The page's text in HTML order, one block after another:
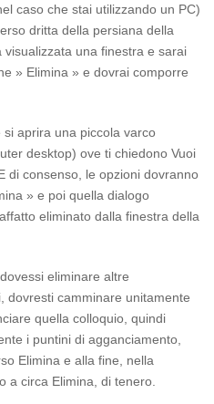
caso che stai utilizzando un PC)
dritta della persiana della
una finestra e sarai
» Elimina » e dovrai comporre
aprira una piccola varco
desktop) ove ti chiedono Vuoi
di consenso, le opzioni dovranno
» e poi quella dialogo
eliminato dalla finestra della
eliminare altre
dovresti camminare unitamente
quella colloquio, quindi
i puntini di agganciamento,
Elimina e alla fine, nella
a circa Elimina, di tenero.